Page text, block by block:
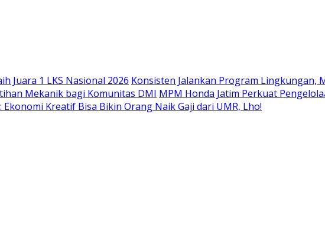
Juara 1 LKS Nasional 2026 Konsisten Jalankan Program Lingkungan,
Mekanik bagi Komunitas DMI MPM Honda Jatim Perkuat
Kreatif Bisa Bikin Orang Naik Gaji dari UMR, Lho!